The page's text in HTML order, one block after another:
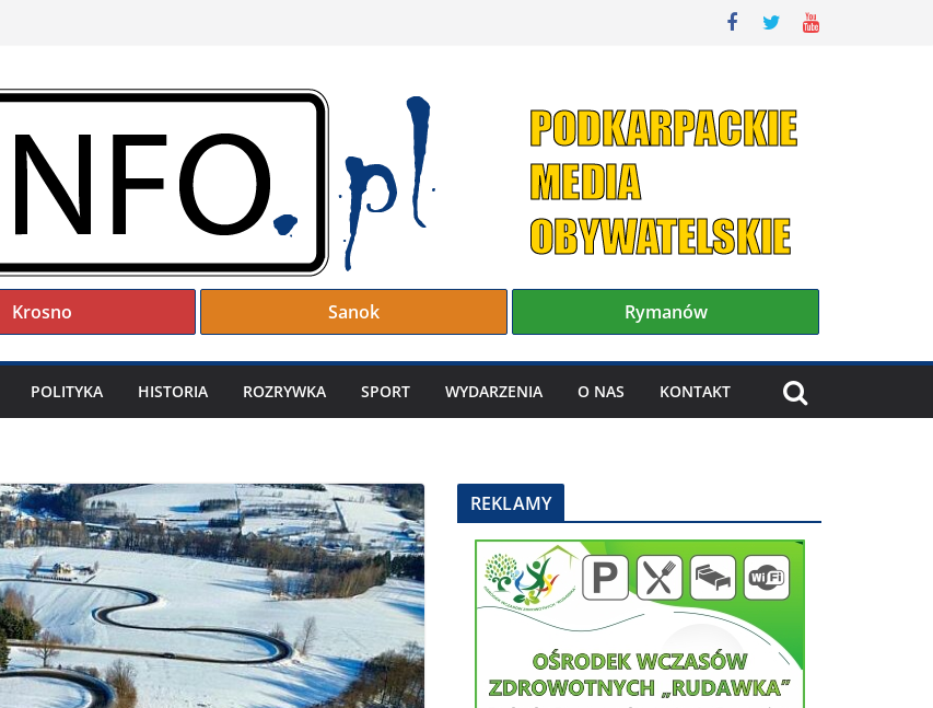
Krosno Sanok Rymanów
POLITYKA HISTORIA ROZRYWKA SPORT WYDARZENIA O NAS KONTAKT
REKLAMY